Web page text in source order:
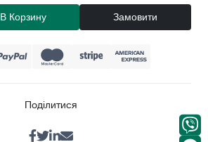
В Корзину Замовити
Поділитися